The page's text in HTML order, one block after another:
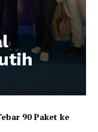
90 Paket ke